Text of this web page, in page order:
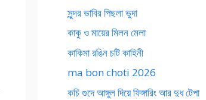
সুন্দর ভাবির পিছলা ভুদা
কাকু ও মায়ের মিলন মেলা
কাকিমা রঙিন চটি কাহিনী
ma bon choti 2026
কচি গুদে আঙ্গুল দিয়ে ফিঙ্গারিং আর দুধ টেপা